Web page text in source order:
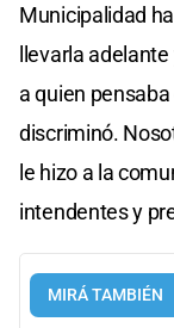
Municipalidad
llevarla
a quien
discriminó.
le hizo a la
intendentes y
MIRÁ TAMBIÉN